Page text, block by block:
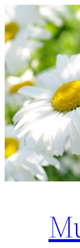
Перейти
к
содержимому